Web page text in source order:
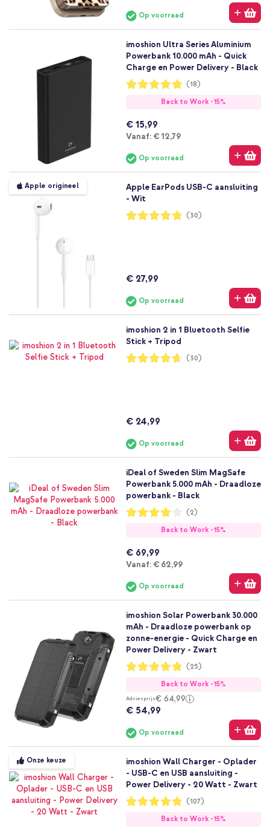
Op voorraad
Back to Work -15%
imoshion Ultra Series Aluminium
Powerbank 10.000 mAh - Quick
Charge en Power Delivery - Black
Waardering:
99%
(18)
€ 15,99
Vanaf: Vanaf
€ 12,79
Op voorraad
Apple origineel
Apple EarPods USB-C aansluiting
- Wit
Waardering:
96%
(30)
€ 27,99
Op voorraad
imoshion 2 in 1 Bluetooth Selfie
Stick + Tripod
Waardering:
93%
(30)
€ 24,99
Op voorraad
Back to Work -15%
iDeal of Sweden Slim MagSafe
Powerbank 5.000 mAh - Draadloze
powerbank - Black
Waardering:
80%
(2)
€ 69,99
Vanaf: Vanaf
€ 62,99
Op voorraad
Back to Work -15%
imoshion Solar Powerbank 30.000
mAh - Draadloze powerbank op
zonne-energie - Quick Charge en
Power Delivery - Zwart
Waardering:
96%
(25)
Adviesprijs€ 64,99
€ 54,99
Op voorraad
Onze keuze
Back to Work -15%
imoshion Wall Charger - Oplader
- USB-C en USB aansluiting -
Power Delivery - 20 Watt - Zwart
Waardering:
96%
(107)